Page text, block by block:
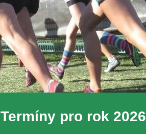
Termíny pro rok 2026